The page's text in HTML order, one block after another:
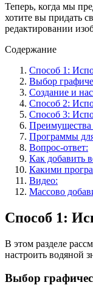
Теперь, когда мы
хотите вы придать
редактировании
Содержание
Способ 1:
Выбор
Создание и
Способ 2:
Способ 3:
Преимущества
Программы
Вопрос-ответ:
Как добавить
Какими
Видео:
Массово
Способ 1:
В этом разделе
настроить водяной
Выбор